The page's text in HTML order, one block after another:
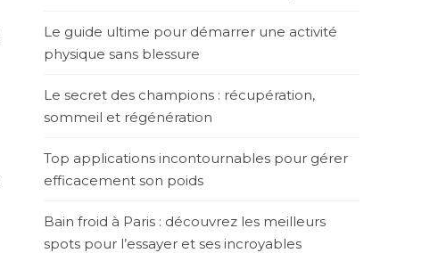
Le guide ultime pour démarrer une activité
physique sans blessure
Le secret des champions : récupération,
sommeil et régénération
Top applications incontournables pour gérer
efficacement son poids
Bain froid à Paris : découvrez les meilleurs
spots pour l’essayer et ses incroyables